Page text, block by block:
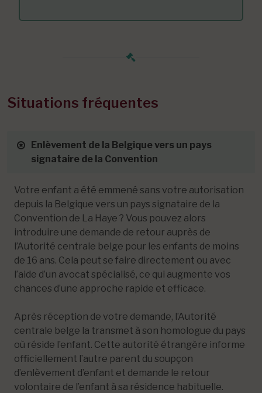
Situations fréquentes
Enlèvement de la Belgique vers un pays
signataire de la Convention
Votre enfant a été emmené sans votre autorisation
depuis la Belgique vers un pays signataire de la
Convention de La Haye ? Vous pouvez alors
introduire une demande de retour auprès de
l’Autorité centrale belge pour les enfants de moins
de 16 ans. Cela peut se faire directement ou avec
l’aide d’un avocat spécialisé, ce qui augmente vos
chances d’une approche rapide et efficace.
Après réception de votre demande, l’Autorité
centrale belge la transmet à son homologue du pays
où réside l’enfant. Cette autorité étrangère informe
officiellement l’autre parent du soupçon
d’enlèvement d’enfant et demande le retour
volontaire de l’enfant à sa résidence habituelle.